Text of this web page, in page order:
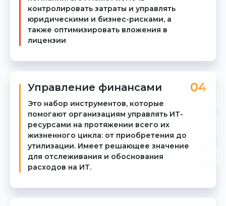
контролировать затраты и управлять
юридическими и бизнес-рисками, а
также оптимизировать вложения в
лицензии
04
Управление финансами
Это набор инструментов, которые
помогают организациям управлять ИТ-
ресурсами на протяжении всего их
жизненного цикла: от приобретения до
утилизации. Имеет решающее значение
для отслеживания и обоснования
расходов на ИТ.